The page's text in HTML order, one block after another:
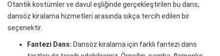
Otantik kostümler ve davul eşliğinde gerçekleştirilen bu dans,
dansöz kiralama hizmetleri arasında sıkça tercih edilen bir
seçenektir.
Fantezi Dans: Dansöz kiralama için farklı fantezi dans